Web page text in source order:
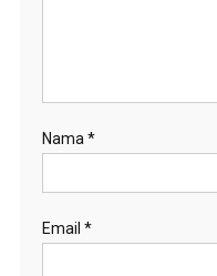
Nama *
Email *